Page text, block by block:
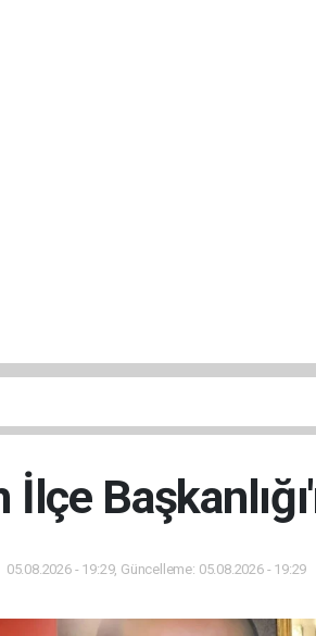
05.08.2026 - 19:29, Güncelleme: 05.08.2026 - 19:29